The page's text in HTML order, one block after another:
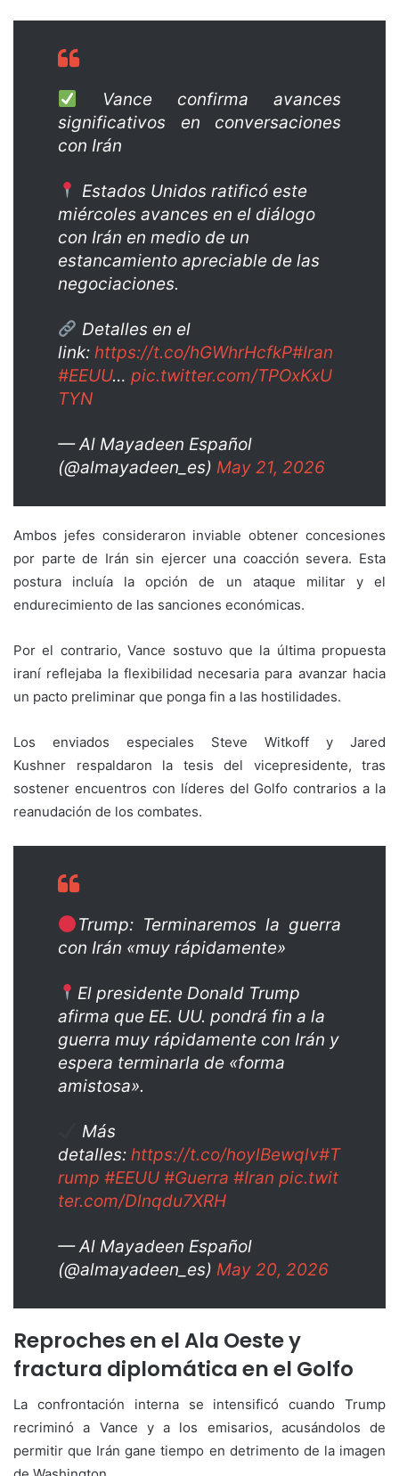
Vance confirma avances
significativos en conversaciones
con Irán
Estados Unidos ratificó este
miércoles avances en el diálogo
con Irán en medio de un
estancamiento apreciable de las
negociaciones.
Detalles en el
link: https://t.co/hGWhrHcfkP#Iran
#EEUU… pic.twitter.com/TPOxKxU
TYN
— Al Mayadeen Español
(@almayadeen_es) May 21, 2026
Ambos jefes consideraron inviable obtener concesiones
por parte de Irán sin ejercer una coacción severa. Esta
postura incluía la opción de un ataque militar y el
endurecimiento de las sanciones económicas.
Por el contrario, Vance sostuvo que la última propuesta
iraní reflejaba la flexibilidad necesaria para avanzar hacia
un pacto preliminar que ponga fin a las hostilidades.
Los enviados especiales Steve Witkoff y Jared
Kushner respaldaron la tesis del vicepresidente, tras
sostener encuentros con líderes del Golfo contrarios a la
reanudación de los combates.
Trump: Terminaremos la guerra
con Irán «muy rápidamente»
El presidente Donald Trump
afirma que EE. UU. pondrá fin a la
guerra muy rápidamente con Irán y
espera terminarla de «forma
amistosa».
Más
detalles: https://t.co/hoylBewqlv#T
rump #EEUU #Guerra #Iran pic.twit
ter.com/Dlnqdu7XRH
— Al Mayadeen Español
(@almayadeen_es) May 20, 2026
Reproches en el Ala Oeste y
fractura diplomática en el Golfo
La confrontación interna se intensificó cuando Trump
recriminó a Vance y a los emisarios, acusándolos de
permitir que Irán gane tiempo en detrimento de la imagen